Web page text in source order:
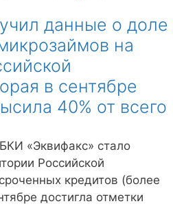
завила
о
теперь
заявку
кредит
подать
через
данные о доле
на
в сентябре
40% от всего
«Эквифакс» стало
Российской
кредитов (более
достигла отметки